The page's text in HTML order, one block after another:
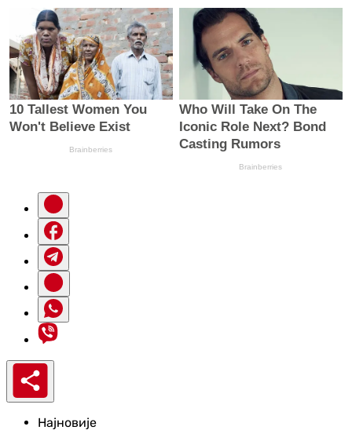
Најновије